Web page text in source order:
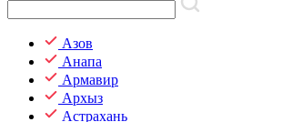
Азов
Анапа
Армавир
Архыз
Астрахань